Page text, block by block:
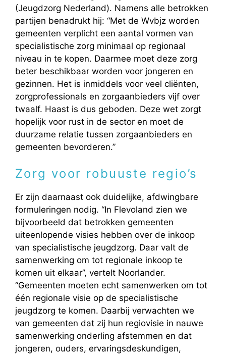
(Jeugdzorg Nederland). Namens alle betrokken
partijen benadrukt hij: “Met de Wvbjz worden
gemeenten verplicht een aantal vormen van
specialistische zorg minimaal op regionaal
niveau in te kopen. Daarmee moet deze zorg
beter beschikbaar worden voor jongeren en
gezinnen. Het is inmiddels voor veel cliënten,
zorgprofessionals en zorgaanbieders vijf over
twaalf. Haast is dus geboden. Deze wet zorgt
hopelijk voor rust in de sector en moet de
duurzame relatie tussen zorgaanbieders en
gemeenten bevorderen.”
Zorg voor robuuste regio’s
Er zijn daarnaast ook duidelijke, afdwingbare
formuleringen nodig. “In Flevoland zien we
bijvoorbeeld dat betrokken gemeenten
uiteenlopende visies hebben over de inkoop
van specialistische jeugdzorg. Daar valt de
samenwerking om tot regionale inkoop te
komen uit elkaar”, vertelt Noorlander.
“Gemeenten moeten echt samenwerken om tot
één regionale visie op de specialistische
jeugdzorg te komen. Daarbij verwachten we
van gemeenten dat zij hun regiovisie in nauwe
samenwerking onderling afstemmen en dat
jongeren, ouders, ervaringsdeskundigen,